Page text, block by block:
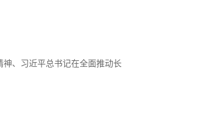
、习近平总书记在全面推动长